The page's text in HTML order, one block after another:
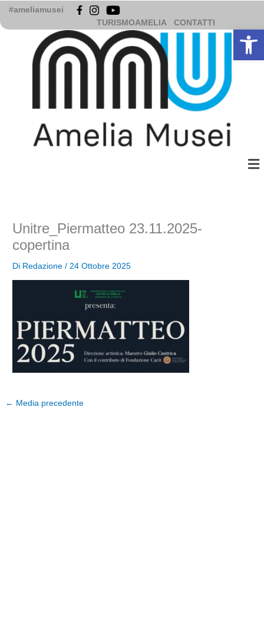
Vai
contenuto
#ameliamusei
TURISMOAMELIA
CONTATTI
Unitre_Piermatteo 23.11.2025-
copertina
Di Redazione/ 24 Ottobre 2025
← Media precedente
Apri la